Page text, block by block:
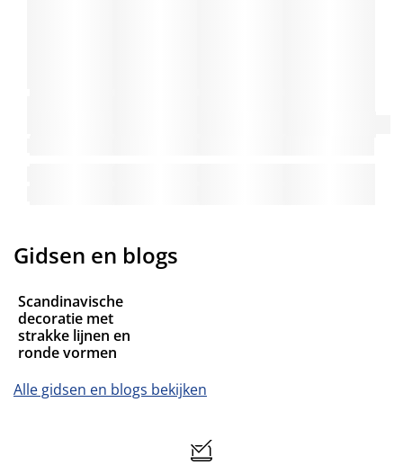
Gidsen en blogs
Scandinavische
decoratie met
strakke lijnen en
ronde vormen
Alle gidsen en blogs bekijken